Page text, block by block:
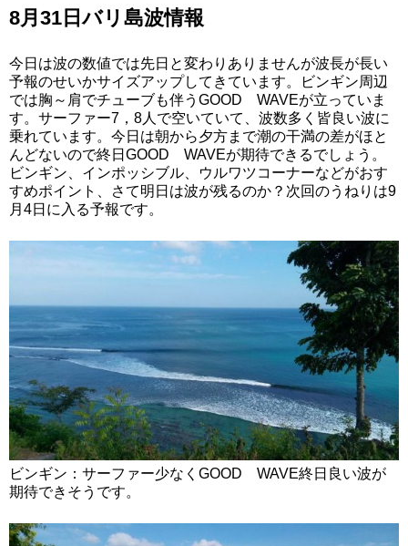
8月31日バリ島波情報
今日は波の数値では先日と変わりありませんが波長が長い
予報のせいかサイズアップしてきています。ビンギン周辺
では胸～肩でチューブも伴うGOOD WAVEが立っていま
す。サーファー7，8人で空いていて、波数多く皆良い波に
乗れています。今日は朝から夕方まで潮の干満の差がほと
んどないので終日GOOD WAVEが期待できるでしょう。
ビンギン、インポッシブル、ウルワツコーナーなどがおす
すめポイント、さて明日は波が残るのか？次回のうねりは9
月4日に入る予報です。
ビンギン：サーファー少なくGOOD WAVE終日良い波が
期待できそうです。